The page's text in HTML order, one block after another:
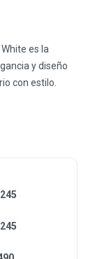
es la
y diseño
con estilo.